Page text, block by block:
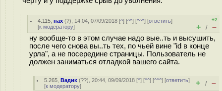
4.115 ,нах (?), 14:04, 07/09/2018 [^] [^^] [^^^] [ответить]
[к модератору]
+2
+ / –
ну вообще-то в этом случае надо вые..ть и высушить,
после чего снова вы..ть тех, по чьей вине "id в конце
урла", а не посередине страницы. Пользователь не
должен заниматься отладкой вашего сайта.
5.265 ,Вадик (??), 20:44, 09/09/2018 [^] [^^] [^^^] [ответить]
[к модератору] + / –